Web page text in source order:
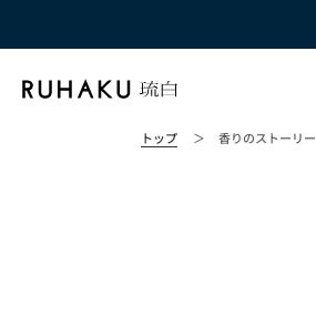
トップ ＞ 香りのストーリー